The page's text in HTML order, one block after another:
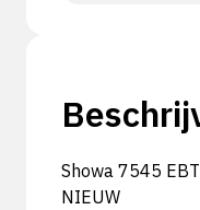
Showa 7545
NIEUW